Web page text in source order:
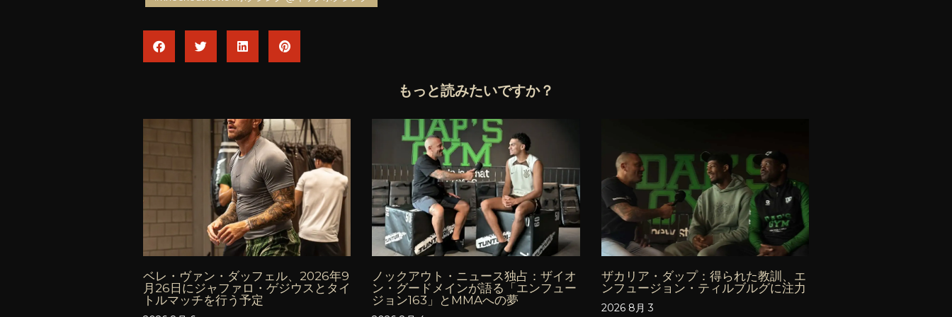
もっと読みたいですか？
ベレ・ヴァン・ダッフェル、2026年9
月26日にジャファロ・ゲジウスとタイ
トルマッチを行う予定
ノックアウト・ニュース独占：ザイオ
ン・グードメインが語る「エンフュー
ジョン163」とMMAへの夢
ザカリア・ダップ：得られた教訓、エ
ンフュージョン・ティルブルグに注力
2026 8月 3